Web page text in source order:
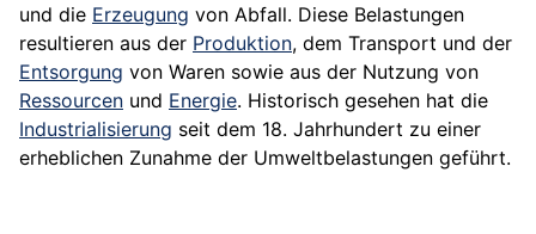
und die Erzeugung von Abfall. Diese Belastungen
resultieren aus der Produktion, dem Transport und der
Entsorgung von Waren sowie aus der Nutzung von
Ressourcen und Energie. Historisch gesehen hat die
Industrialisierung seit dem 18. Jahrhundert zu einer
erheblichen Zunahme der Umweltbelastungen geführt.